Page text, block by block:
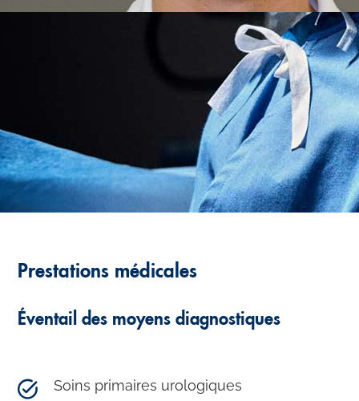
Prestations médicales
Éventail des moyens diagnostiques
Soins primaires urologiques